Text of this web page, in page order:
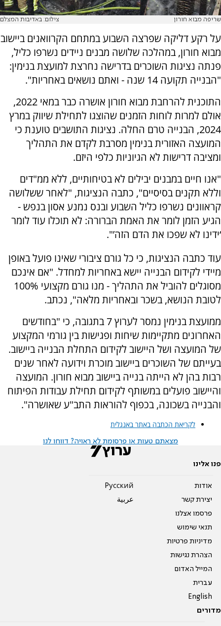
שריפה מבוא חורון צילום: באדיבות המצלם
על רקע דליקה שפרצה השבוע במתחם הקרוואנים ביישוב
מבוא חורון, במהלכה שלושה מבנים ניידים נשרפו כליל,
פנתה נציגות השוכרים בדרישה נחרצת למועצת בנימין:
"הבנייה תקועה 14 שנה - ואתם נושאים באחריות".
התוכנית להרחבת מבוא חורון אושרה כבר במאי 2022,
אולם למרות לוחות הזמנים שהוצגו לתחילת שיווק במרץ
2024, הבנייה טרם החלה. נציגות התושבים טוענת כי
המועצה האזורית בנימין מסרבת לקדם את התהליך
ומציבה דרישות לא הגיוניות כלפי היזם.
"אנו חיים במבנים יבילים לא בטיחותיים, ללא ממ"דים
וללא תקנים בסיסיים", כתבה הנציגות, "לאחר ששלושה
קראוונים נשרפו כליל השבוע ובנס נמנע אסון בנפש -
הגיע הזמן לומר את האמת הברורה: לא תוכלו עוד לומר
‘ידינו לא שפכו את הדם הזה’".
עוד כתבה הנציגות, כי כל גורם ציבורי שאינו פועל באופן
מיידי לקידום הבנייה יישא באחריות למחדל. "אם אינכם
מסוגלים להוביל את התהליך - מנו גורם מקצועי 100%
לטובת הנושא, בשכר ובאחריות מלאה", נכתב.
ממועצת בנימין נמסר לערוץ 7 בתגובה, כי "בחודשים
האחרונים מתקיימות שיחות ופגישות בין גורמי המקצוע
של המועצה ושל היישוב לקידום התחלת הבנייה ביישוב.
בעייתם של השוכרים ביישוב מוכרת וידועה לאחר שנים
רבות בהן לא הייתה בנייה ביישוב מבוא חורון. המועצה
והיישוב פועלים במשותף לקידום תחילת עבודות הפיתוח
והבנייה בשכונה, בכפוף להוראות התב"ע שאושרה".
לקריאת הכתבה באתר באנגלית
מצאתם טעות או פרסומת לא ראויה? דווחו לנו
פנו אלינו
אודות
יצירת קשר
פרסמו אצלנו
תנאי שימוש
מדיניות פרטיות
הצהרת נגישות
המייל האדום
עברית
English
Pусский
عربية
מדורים